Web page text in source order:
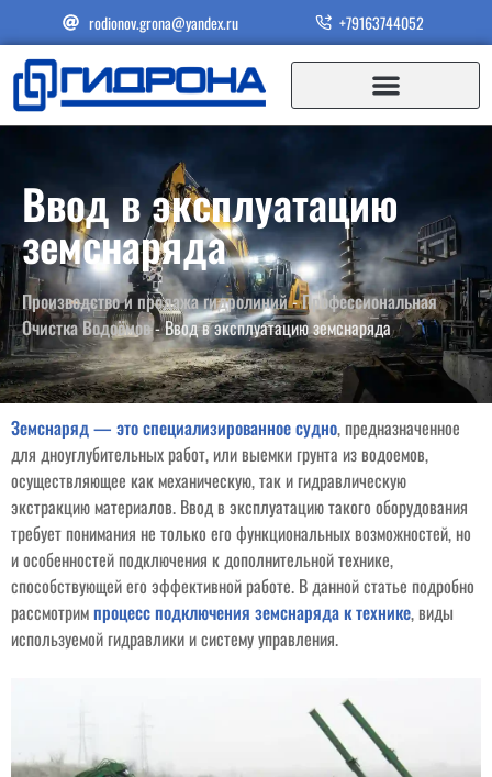
rodionov.grona@yandex.ru +79163744052
Ввод в эксплуатацию
земснаряда
Производство и продажа гидролиний-Профессиональная
Очистка Водоёмов-Ввод в эксплуатацию земснаряда
Земснаряд — это специализированное судно, предназначенное
для дноуглубительных работ, или выемки грунта из водоемов,
осуществляющее как механическую, так и гидравлическую
экстракцию материалов. Ввод в эксплуатацию такого оборудования
требует понимания не только его функциональных возможностей, но
и особенностей подключения к дополнительной технике,
способствующей его эффективной работе. В данной статье подробно
рассмотримпроцесс подключения земснаряда к технике, виды
используемой гидравлики и систему управления.